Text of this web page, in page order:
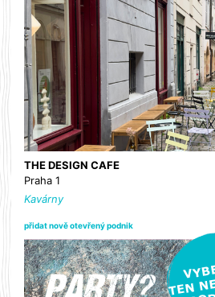
THE DESIGN CAFE
Praha 1
Kavárny
přidat nově otevřený podnik